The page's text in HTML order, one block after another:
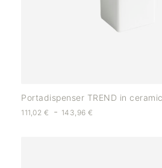
Portadispenser TREND in
111,02 € - 143,96€